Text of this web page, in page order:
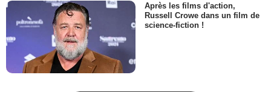
Après les films d'action,
Russell Crowe dans un film de
science-fiction !